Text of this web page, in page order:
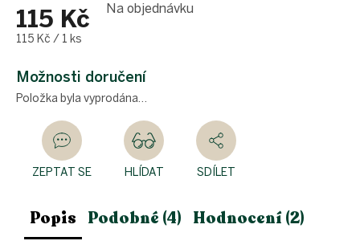
115 Kč
Měrná
115 Kč / 1 ks
Na objednávku
Možnosti doručení
Položka byla vyprodána…
ZEPTAT SE HLÍDAT SDÍLET
Popis Podobné (4) Hodnocení (2)